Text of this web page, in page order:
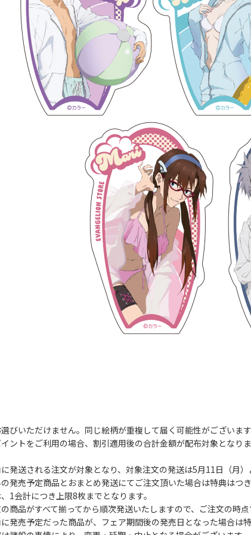
びいただけません。同じ絵柄が重複して届く可能性がございます
ントをご利用の場合、割引適用後の合計金額が配布対象となり
発送される注文が対象となり、対象注文の発送は5月11日（月）
発売予定商品とおまとめ発送にてご注文頂いた場合は特典はつき
1会計につき上限8枚までとなります。
商品がすべて揃ってから順次発送いたしますので、ご注文の時
発売予定だった商品が、フェア期間後の発売日となった場合は特